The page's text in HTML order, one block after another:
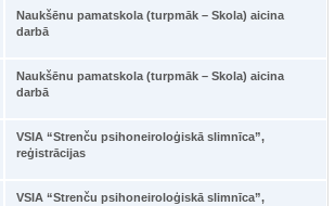
Naukšēnu pamatskola (turpmāk – Skola) aicina
darbā
Naukšēnu pamatskola (turpmāk – Skola) aicina
darbā
VSIA “Strenču psihoneiroloģiskā slimnīca”,
reģistrācijas
VSIA “Strenču psihoneiroloģiskā slimnīca”,